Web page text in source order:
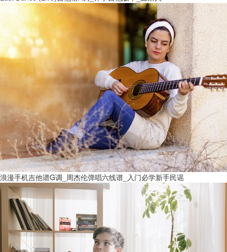
浪漫手机吉他谱G调_周杰伦弹唱六线谱_入门必学新手民谣